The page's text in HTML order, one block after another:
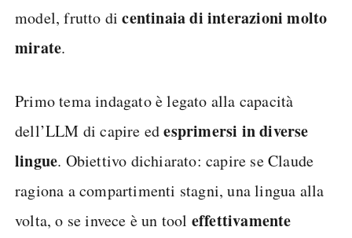
model, frutto dicentinaia di interazioni molto
mirate.
Primo tema indagato è legato alla capacità
dell’LLM di capire edesprimersi in diverse
lingue. Obiettivo dichiarato: capire se Claude
ragiona a compartimenti stagni, una lingua alla
volta, o se invece è un tool effettivamente